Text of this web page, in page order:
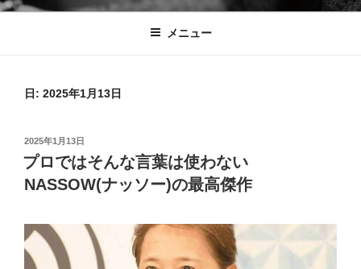
メニュー
日: 2025年1月13日
投
稿
日:
2025年1月13日
プロではそんな言葉は使わない
NASSOW(ナッソー)の最高傑作